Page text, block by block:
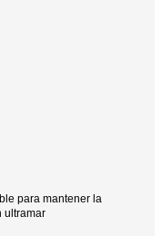
para mantener la
ultramar